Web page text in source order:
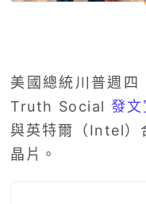
美國總統川普週四
Truth Social 發文
與英特爾（Intel）
晶片。